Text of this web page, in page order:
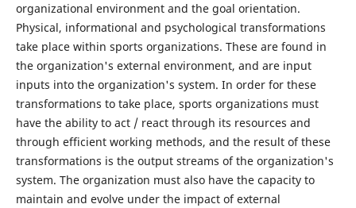
organizational environment and the goal orientation.
Physical, informational and psychological transformations
take place within sports organizations. These are found in
the organization's external environment, and are input
inputs into the organization's system. In order for these
transformations to take place, sports organizations must
have the ability to act / react through its resources and
through efficient working methods, and the result of these
transformations is the output streams of the organization's
system. The organization must also have the capacity to
maintain and evolve under the impact of external